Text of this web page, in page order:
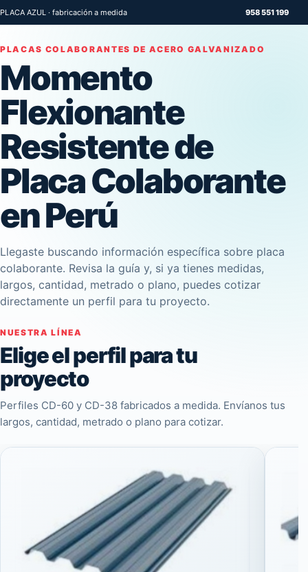
PLACA AZUL · fabricación a medida 958 551 199
PLACAS COLABORANTES DE ACERO GALVANIZADO
Momento
Flexionante
Resistente de
Placa Colaborante
en Perú
Llegaste buscando información específica sobre placa
colaborante. Revisa la guía y, si ya tienes medidas,
largos, cantidad, metrado o plano, puedes cotizar
directamente un perfil para tu proyecto.
NUESTRA LÍNEA
Elige el perfil para tu
proyecto
Perfiles CD-60 y CD-38 fabricados a medida. Envíanos tus
largos, cantidad, metrado o plano para cotizar.